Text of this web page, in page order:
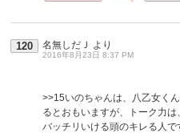
120 名無しだＪ より
2016年8月23日 8:37 PM
>>15いのちゃんは、八乙女く
るとおもいますが、トーク力
バッチリいける頭のキレる人